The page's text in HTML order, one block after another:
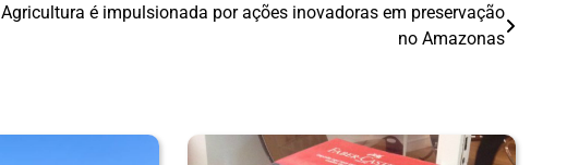
Agricultura é impulsionada por ações inovadoras em preservação
no Amazonas